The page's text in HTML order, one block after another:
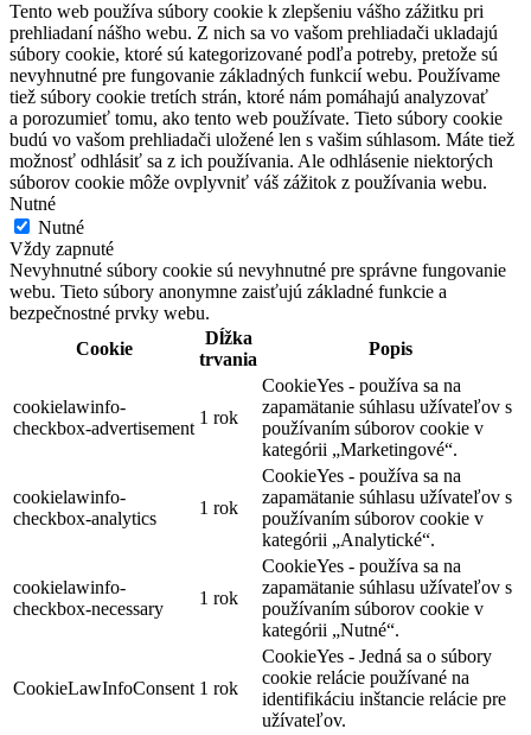
Tento web používa súbory cookie k zlepšeniu vášho zážitku pri
prehliadaní nášho webu. Z nich sa vo vašom prehliadači ukladajú
súbory cookie, ktoré sú kategorizované podľa potreby, pretože sú
nevyhnutné pre fungovanie základných funkcií webu. Používame
tiež súbory cookie tretích strán, ktoré nám pomáhajú analyzovať
a porozumieť tomu, ako tento web používate. Tieto súbory cookie
budú vo vašom prehliadači uložené len s vašim súhlasom. Máte tiež
možnosť odhlásiť sa z ich používania. Ale odhlásenie niektorých
súborov cookie môže ovplyvniť váš zážitok z používania webu.
Nutné
Nutné
Vždy zapnuté
Nevyhnutné súbory cookie sú nevyhnutné pre správne fungovanie
webu. Tieto súbory anonymne zaisťujú základné funkcie a
bezpečnostné prvky webu.
Cookie
Dĺžka
trvania
Popis
cookielawinfo-
checkbox-advertisement
1 rok
CookieYes - používa sa na
zapamätanie súhlasu užívateľov s
používaním súborov cookie v
kategórii „Marketingové“.
cookielawinfo-
checkbox-analytics
1 rok
CookieYes - používa sa na
zapamätanie súhlasu užívateľov s
používaním súborov cookie v
kategórii „Analytické“.
cookielawinfo-
checkbox-necessary
1 rok
CookieYes - používa sa na
zapamätanie súhlasu užívateľov s
používaním súborov cookie v
kategórii „Nutné“.
CookieLawInfoConsent 1 rok
CookieYes - Jedná sa o súbory
cookie relácie používané na
identifikáciu inštancie relácie pre
užívateľov.